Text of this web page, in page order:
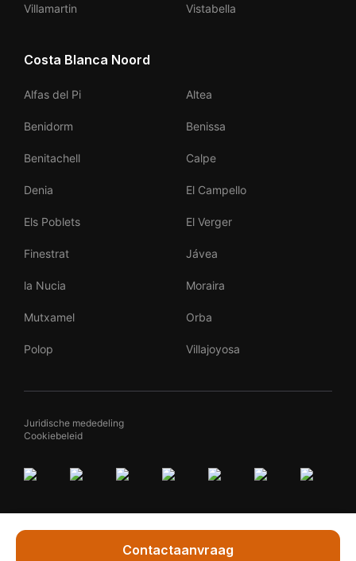
Contactaanvraag
Villamartin Vistabella
Costa Blanca Noord
Alfas del Pi Altea
Benidorm Benissa
Benitachell Calpe
Denia El Campello
Els Poblets El Verger
Finestrat Jávea
la Nucia Moraira
Mutxamel Orba
Polop Villajoyosa
Juridische mededeling
Cookiebeleid